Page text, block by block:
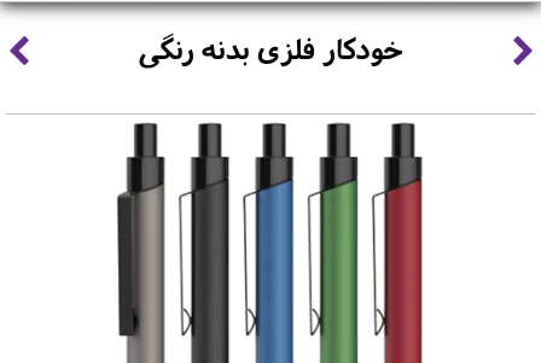
خودکار فلزی بدنه رنگی